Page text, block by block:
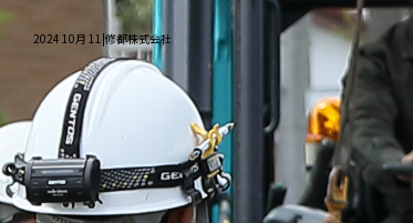
2024 10月 11|修都株式会社